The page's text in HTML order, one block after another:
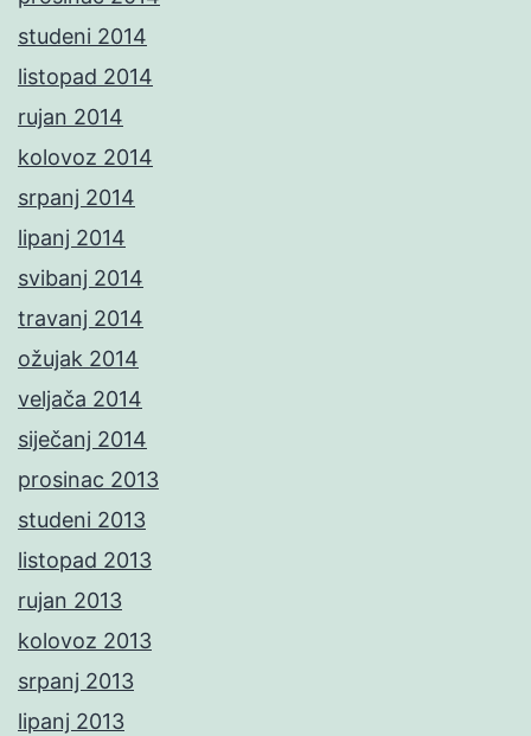
studeni 2014
listopad 2014
rujan 2014
kolovoz 2014
srpanj 2014
lipanj 2014
svibanj 2014
travanj 2014
ožujak 2014
veljača 2014
siječanj 2014
prosinac 2013
studeni 2013
listopad 2013
rujan 2013
kolovoz 2013
srpanj 2013
lipanj 2013